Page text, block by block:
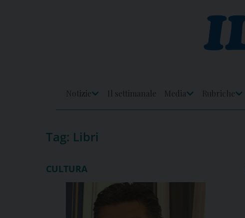
Notizie
Il settimanale
Media
Rubriche
Tag: Libri
CULTURA